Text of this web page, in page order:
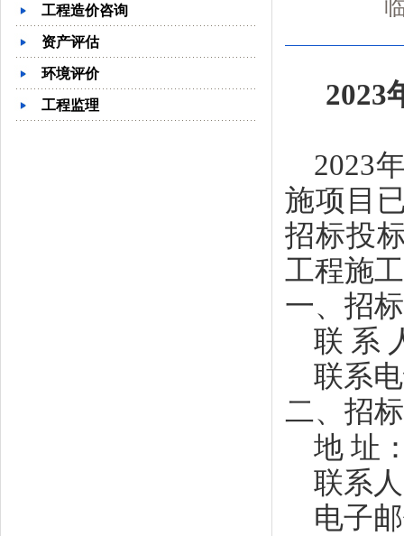
工程造价咨询
资产评估
环境评价
工程监理 2023
2023
施项目
招标投
工程施
一、招
联 系
联系
二、招
地 址
联系
电子